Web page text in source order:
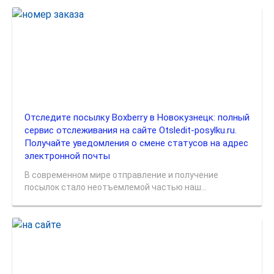
Отследите посылку Boxberry в Новокузнецк: полный
сервис отслеживания на сайте Otsledit-posylku.ru.
Получайте уведомления о смене статусов на адрес
электронной почты
В современном мире отправление и получение
посылок стало неотъемлемой частью наш...